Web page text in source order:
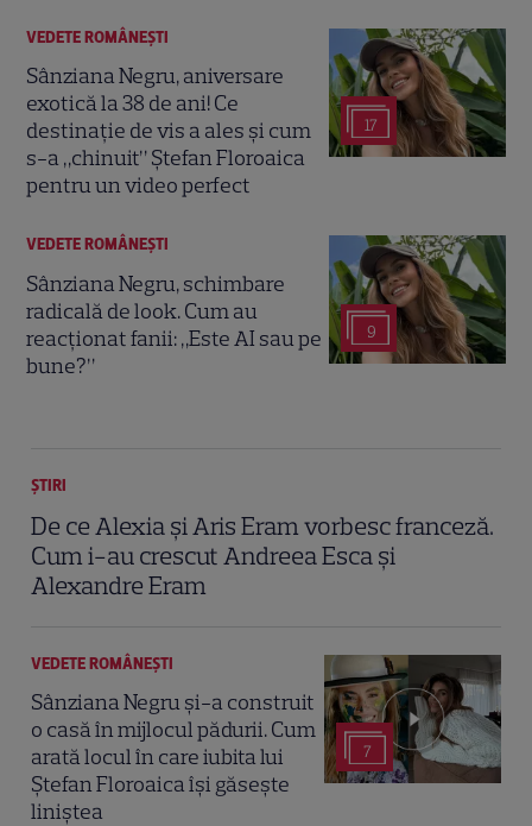
17
VEDETE ROMÂNEŞTI
Sânziana Negru, aniversare
exotică la 38 de ani! Ce
destinație de vis a ales și cum
s-a „chinuit” Ștefan Floroaica
pentru un video perfect
9
VEDETE ROMÂNEŞTI
Sânziana Negru, schimbare
radicală de look. Cum au
reacționat fanii: „Este AI sau pe
bune?”
ȘTIRI
De ce Alexia și Aris Eram vorbesc franceză.
Cum i-au crescut Andreea Esca și
Alexandre Eram
7
VEDETE ROMÂNEŞTI
Sânziana Negru și-a construit
o casă în mijlocul pădurii. Cum
arată locul în care iubita lui
Ștefan Floroaica își găsește
liniștea